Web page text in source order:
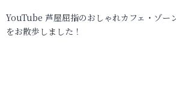
YouTube 芦屋屈指のおしゃれカフェ・ゾー
をお散歩しました！